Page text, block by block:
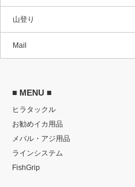
山登り
Mail
■ MENU ■
ヒラタックル
お勧めイカ用品
メバル・アジ用品
ラインシステム
FishGrip